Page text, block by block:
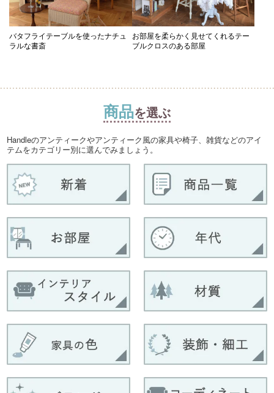
バタフライテーブルを使ったナチュ
ラルな書斎
お部屋を柔らかく見せてくれるテー
ブルクロスのある部屋
商品を選ぶ
Handleのアンティークやアンティーク風の家具や椅子、雑貨などのアイ
テムをカテゴリー別に選んでみましょう。